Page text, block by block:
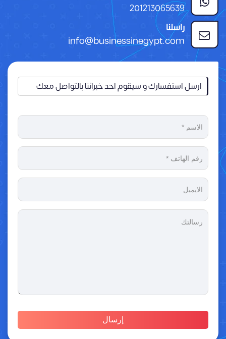
201213065639
راسلنا
info@businessinegypt.com
ارسل استفسارك و سيقوم احد خبرائنا بالتواصل معك